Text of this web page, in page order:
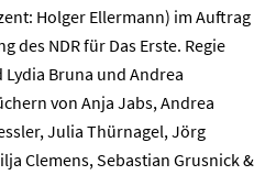
Holger Ellermann) im Auftrag
des NDR für Das Erste. Regie
Bruna und Andrea
von Anja Jabs, Andrea
Julia Thürnagel, Jörg
Clemens, Sebastian Grusnick &